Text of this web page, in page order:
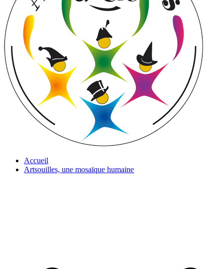
Accueil
Artsouilles, une mosaïque humaine